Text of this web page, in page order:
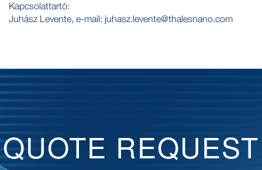
Kapcsolattartó:
Juhász Levente, e-mail: juhasz.levente@thalesnano.com
QUOTE REQUEST